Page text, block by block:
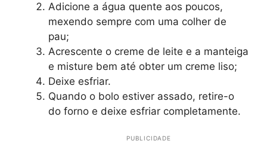
Adicione a água quente aos poucos,
mexendo sempre com uma colher de
pau;
Acrescente o creme de leite e a manteiga
e misture bem até obter um creme liso;
Deixe esfriar.
Quando o bolo estiver assado, retire-o
do forno e deixe esfriar completamente.
PUBLICIDADE